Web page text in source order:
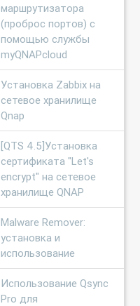
маршрутизатора
(проброс портов) с
помощью службы
myQNAPcloud
Установка Zabbix на
сетевое хранилище
Qnap
[QTS 4.5]Установка
сертификата "Let's
encrypt" на сетевое
хранилище QNAP
Malware Remover:
установка и
использование
Использование Qsync
Pro для